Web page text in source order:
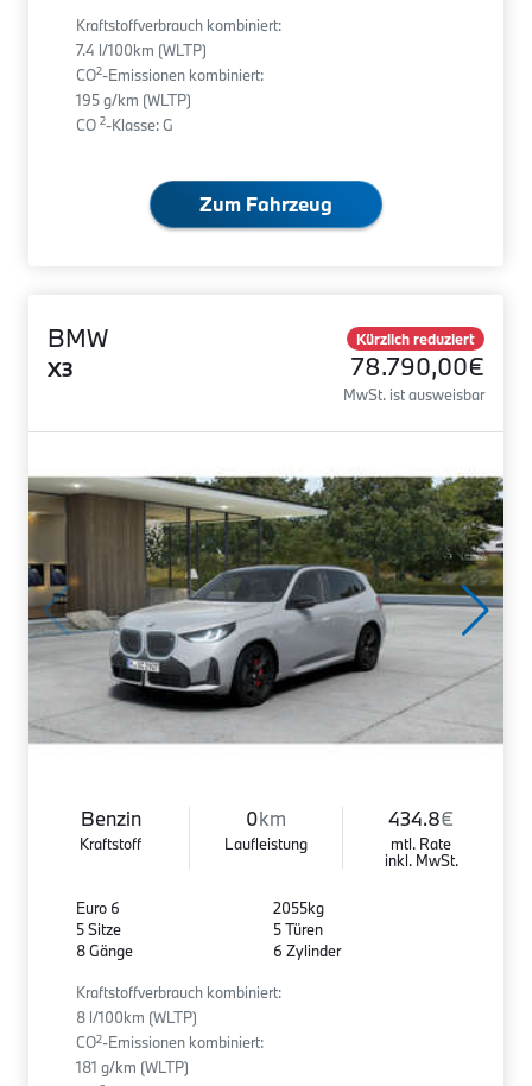
Kraftstoffverbrauch kombiniert:
7.4 l/100km (WLTP)
CO2-Emissionen kombiniert:
195 g/km (WLTP)
CO 2-Klasse: G
Zum Fahrzeug
BMW
X3
Kürzlich reduziert
78.790,00€
MwSt. ist ausweisbar
Benzin
Kraftstoff
0km
Laufleistung
434.8€
mtl. Rate
inkl. MwSt.
Euro 6
5 Sitze
8 Gänge
2055kg
5 Türen
6 Zylinder
Kraftstoffverbrauch kombiniert:
8 l/100km (WLTP)
CO2-Emissionen kombiniert:
181 g/km (WLTP)